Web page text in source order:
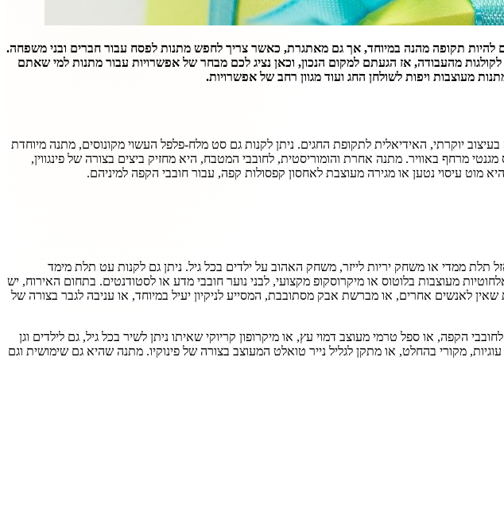
להיות תקופה מהנה במיוחד, אך גם מאתגרת, כאשר צריך לחפש מתנות לפסח עבור חברים ובני משפחה.
מהעבודה, אז הגעתם למקום הנכון, וכאן נציג לכם מבחר של אפשרויות עבור מתנות למי שאתם
מעוצבות ויפות לשולחן החג ועוד מגוון רחב של אפשרויות.
יוקרתי, האידיאלית לתקופת החגים. ניתן לקנות גם סט מלח-פלפל העשוי מקונוסים, מתנה מיוחדת
מרחף באוויר. מתנה אחרת והומוריסטית, לחובבי המטבח, היא מחזיק ביצים בצורה של פינגווין,
עיסוי נטען או מגירה מעוצבת לאחסון קפסולות קפה, עבור חובבי הקפה למיניהם.
ממדי או משחק יריות לייזר, משחק האהוב על ילדים בכל גיל. ניתן גם לקנות עט תלת מימד
מעוצבות בלוטוס או מיקרוסקופ מקצועי, לבני נוער חובבי מדע או לסטודנטים. בתחום האירוח, יש
לאנשים אחרים, או מברשת אבק מסתובבת, המסייע לניקיון יעיל במיוחד, או עניבה לגבר בצורה של
הקפה, או ספל טרמי מעוצב דמוי עץ, או מיקרופון קריוקי שאיתו ניתן לשיר בכל גיל, גם לילדים וגן
מקורי בהחלט, או מתקן לגליל נייר טואלט המעוצב בצורה של פינוקיו. מתנה שהיא גם שימושית וגם